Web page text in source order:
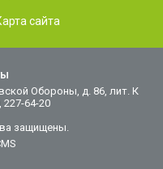
сайта
Обороны, д. 86, лит. К
227-64-20
защищены.